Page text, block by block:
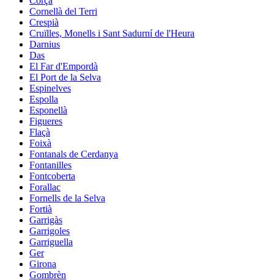
Cornellà del Terri
Crespià
Cruïlles, Monells i Sant Sadurní de l'Heura
Darnius
Das
El Far d'Empordà
El Port de la Selva
Espinelves
Espolla
Esponellà
Figueres
Flaçà
Foixà
Fontanals de Cerdanya
Fontanilles
Fontcoberta
Forallac
Fornells de la Selva
Fortià
Garrigàs
Garrigoles
Garriguella
Ger
Girona
Gombrèn